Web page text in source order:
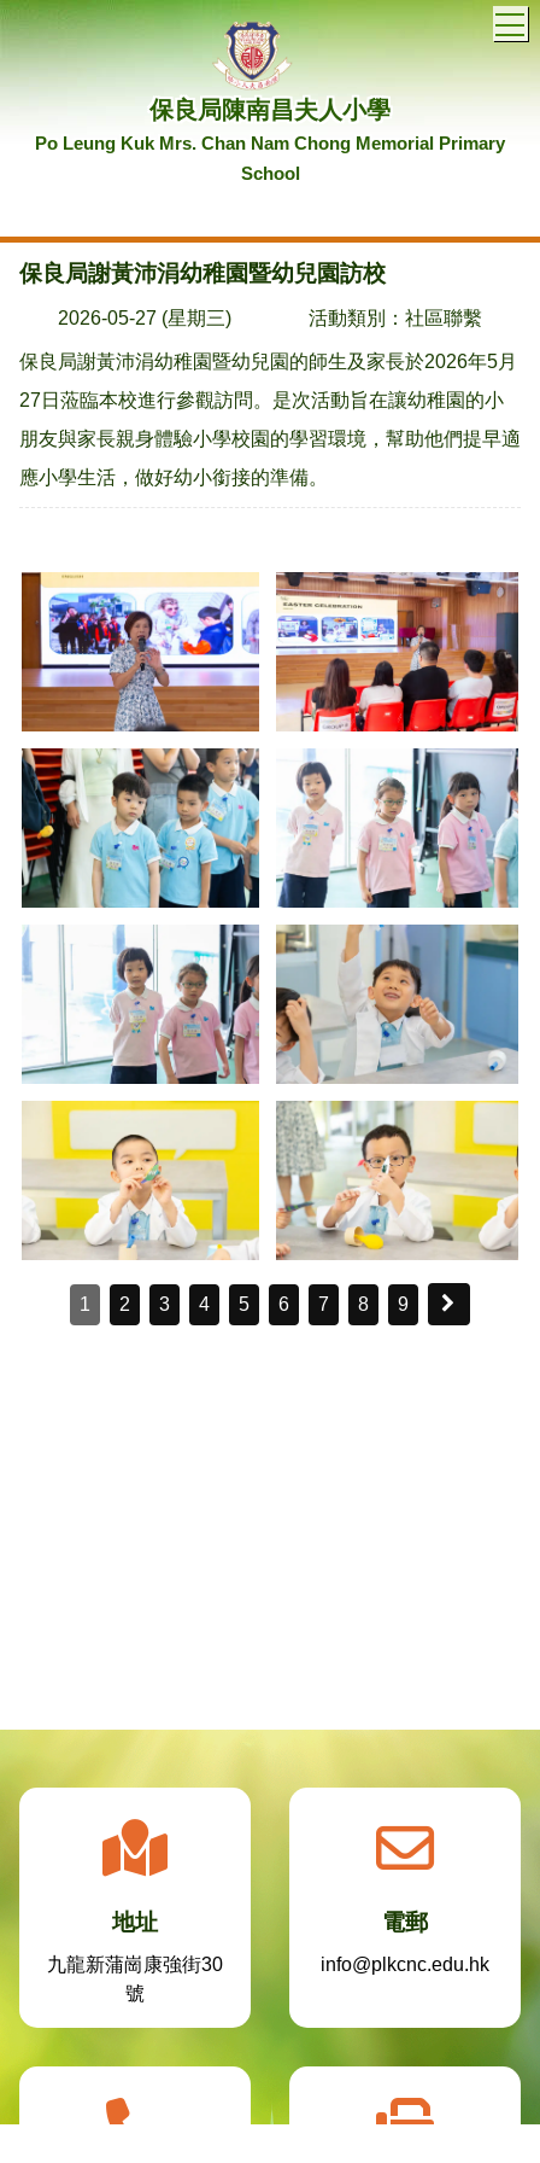
保良局陳南昌夫人小學
Po Leung Kuk Mrs. Chan Nam Chong Memorial Primary
School
保良局謝黃沛涓幼稚園暨幼兒園訪校
2026-05-27 (星期三) 活動類別：社區聯繫
保良局謝黃沛涓幼稚園暨幼兒園的師生及家長於2026年5月
27日蒞臨本校進行參觀訪問。是次活動旨在讓幼稚園的小
朋友與家長親身體驗小學校園的學習環境，幫助他們提早適
應小學生活，做好幼小銜接的準備。
1 2 3 4 5 6 7 8 9
地址
九龍新蒲崗康強街30
號
電郵
info@plkcnc.edu.hk